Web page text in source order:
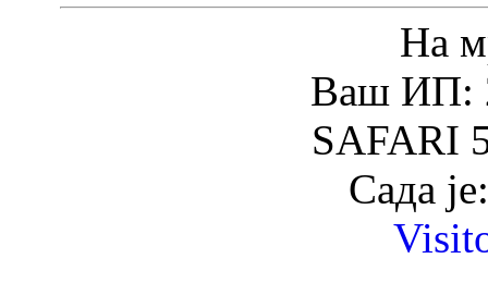
На
Ваш ИП:
SAFARI
Сада